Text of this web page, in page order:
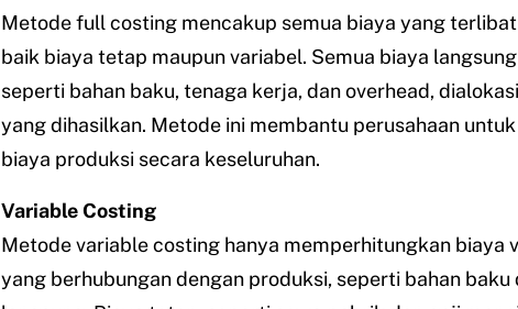
Metode full costing mencakup semua biaya yang
baik biaya tetap maupun variabel. Semua biaya
seperti bahan baku, tenaga kerja, dan overhead,
yang dihasilkan. Metode ini membantu perusahaan
biaya produksi secara keseluruhan.
Variable Costing
Metode variable costing hanya memperhitungkan biaya
yang berhubungan dengan produksi, seperti bahan baku